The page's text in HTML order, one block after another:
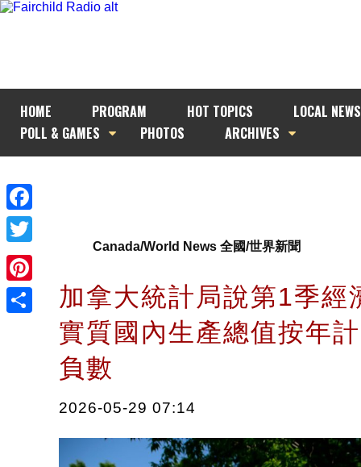
HOME PROGRAM HOT TOPICS
LOCAL NEWS
POLL & GAMES
PHOTOS ARCHIVES
Facebook
Twitter
Pinterest
Canada/World News 全國/世界新聞
加拿大統計局說第1季經
實質國內生產總值按年
負數
2026-05-29 07:14